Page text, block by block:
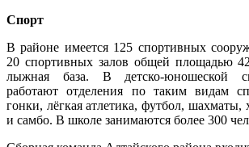
Спорт
В районе имеется 125 спортивных
20 спортивных залов общей площадью
лыжная база. В детско-юношеской
работают отделения по таким видам
гонки, лёгкая атлетика, футбол, шахматы,
и самбо. В школе занимаются более 300